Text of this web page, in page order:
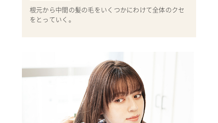
根元から中間の髪の毛をいくつかにわけて全体のクセ
をとっていく。